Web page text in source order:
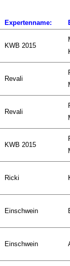
Expertenname:
KWB 2015
Revali
Revali
KWB 2015
Ricki
Einschwein
Einschwein